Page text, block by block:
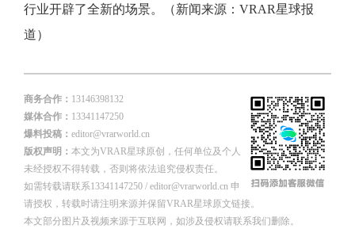
行业开辟了全新的场景。（新闻来源：VRAR星球报
道）
商务合作： 13146398132
媒体合作： 13341147250
爆料投稿： editor@vrarworld.cn
版权声明： 本文为VRAR星球原创，任何单位及个人
未经授权不得转载，否则将依法追究侵权责任。
如需转载请联系13341147250 / editor@vrarworld.cn 申
请授权，转载时请注明来源并保留VRAR星球原文链接。
本文部分图片及视频来源于互联网，如涉及侵权请联系我们删除。